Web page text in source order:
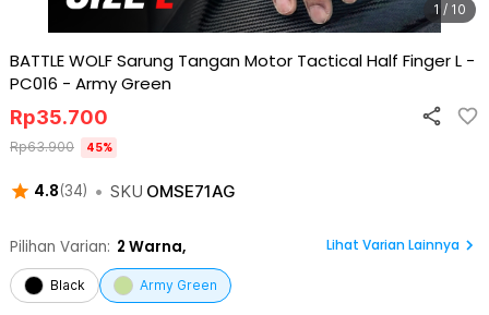
1 / 10
BATTLE WOLF Sarung Tangan Motor Tactical Half Finger L -
PC016 - Army Green
4.8(34) • SKU OMSE71AG
Rp35.700
Rp63.900 45%
Pilihan Varian: 2 Warna, Lihat Varian Lainnya
Black Army Green